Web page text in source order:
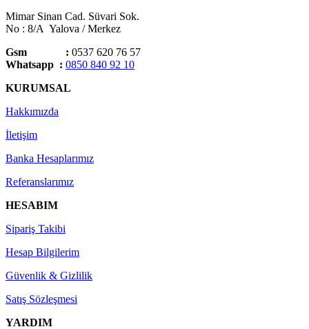
Mimar Sinan Cad. Süvari Sok.
No : 8/A Yalova / Merkez
Gsm : 0537 620 76 57
Whatsapp : 0850 840 92 10
KURUMSAL
Hakkımızda
İletişim
Banka Hesaplarımız
Referanslarımız
HESABIM
Sipariş Takibi
Hesap Bilgilerim
Güvenlik & Gizlilik
Satış Sözleşmesi
YARDIM